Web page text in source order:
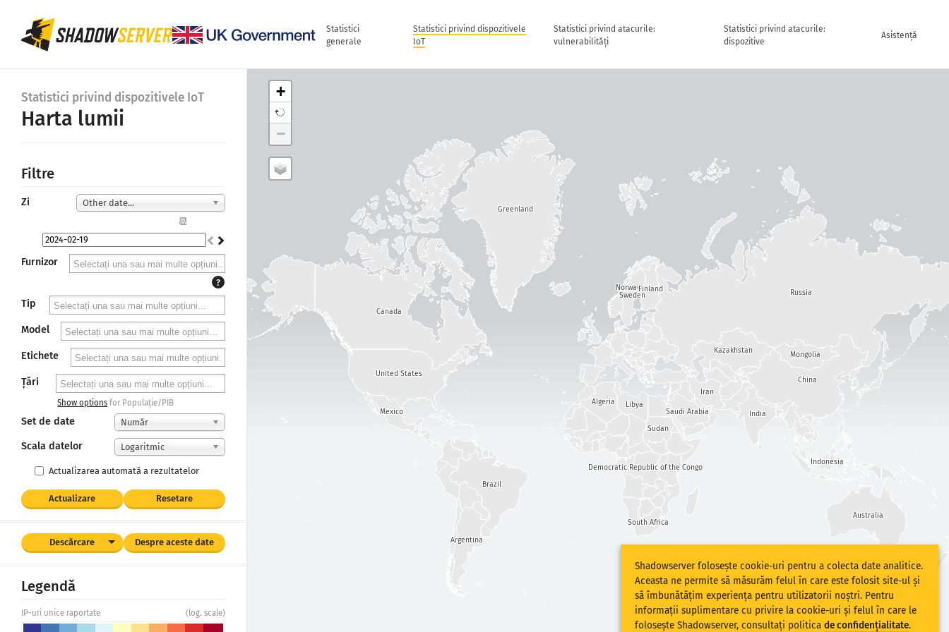
Statistici
generale
Statistici privind dispozitivele
IoT
Statistici privind atacurile:
vulnerabilități
Statistici privind atacurile:
dispozitive
Asistență
Statistici privind dispozitivele IoT
Harta lumii
Filtre
Zi Other date...
📆
Furnizor
?
Tip
Model
Etichete
Țări
Show options for Populație/PIB
Set de date Număr
Scala datelor Logaritmic
Actualizarea automată a rezultatelor
Actualizare Resetare
Descărcare Despre aceste date
Legendă
IP-uri unice raportate (log. scale)
Indonesia
Argentina
India
China
Democratic Republic of the Congo
South Africa
Kazakhstan
Brazil
Mongolia
Russia
Norway
Sweden
Finland
Libya
Sudan
Iran
Saudi Arabia
Algeria
United States
Canada
Mexico
Australia
Greenland
+
−
Shadowserver folosește cookie-uri pentru a colecta date analitice.
Aceasta ne permite să măsurăm felul în care este folosit site-ul și
să îmbunătățim experiența pentru utilizatorii noștri. Pentru
informații suplimentare cu privire la cookie-uri și felul în care le
folosește Shadowserver, consultați politica de confidențialitate.